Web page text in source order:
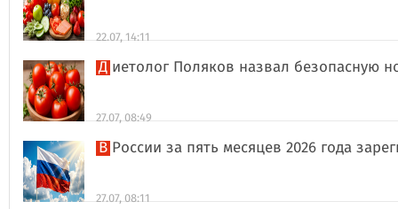
22.07, 14:11
Диетолог Поляков назвал безопасную
27.07, 08:49
В России за пять месяцев 2026 года
27.07, 08:11